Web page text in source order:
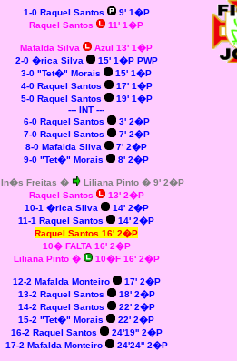
1-0 Raquel Santos
9' 1�P
Raquel Santos
11' 1�P
Mafalda Silva
Azul 13' 1�P
2-0 �rica Silva
15' 1�P PWP
3-0 "Tet�" Morais
15' 1�P
4-0 Raquel Santos
17' 1�P
5-0 Raquel Santos
19' 1�P
--- INT ---
6-0 Raquel Santos
3' 2�P
7-0 Raquel Santos
7' 2�P
8-0 Mafalda Silva
7' 2�P
9-0 "Tet�" Morais
8' 2�P
In�s Freitas �
Liliana Pinto � 9' 2�P
Raquel Santos
13' 2�P
10-1 �rica Silva
14' 2�P
11-1 Raquel Santos
14' 2�P
Raquel Santos 16' 2�P
10� FALTA 16' 2�P
Liliana Pinto � 10�F 16' 2�P
12-2 Mafalda Monteiro
17' 2�P
13-2 Raquel Santos
18' 2�P
14-2 Raquel Santos
22' 2�P
15-2 "Tet�" Morais
22' 2�P
16-2 Raquel Santos
24'19'' 2�P
17-2 Mafalda Monteiro
24'24'' 2�P